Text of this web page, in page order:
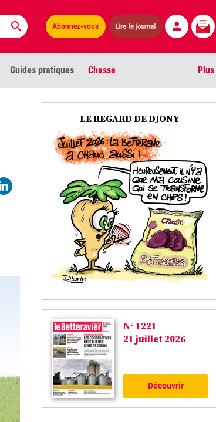
Abonnez-vous Lire le journal
Guides pratiques Chasse Plus
PLUS
Anciens numéros
Biocarburants
Environnement
Vidéos
Contact
LE REGARD DE DJONY
N° 1221
21 juillet 2026
Découvrir